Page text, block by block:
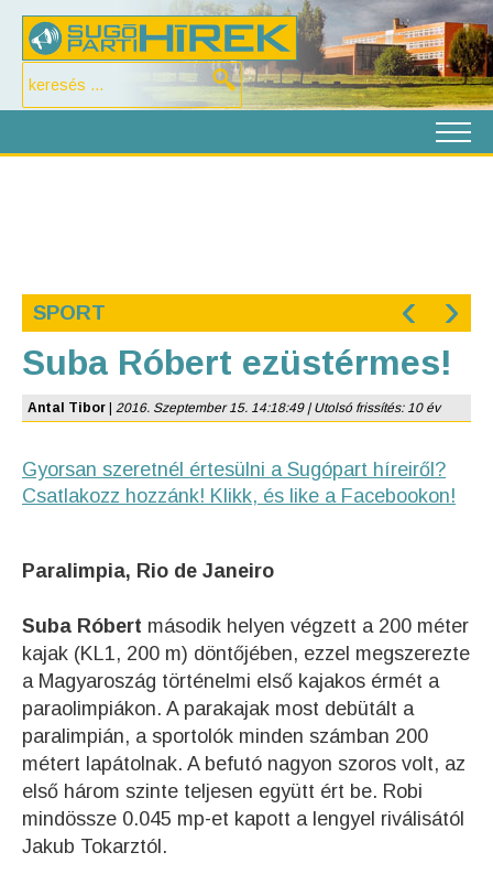
SPORT ‹ ›
Suba Róbert ezüstérmes!
Antal Tibor 2016. Szeptember 15. 14:18:49 | Utolsó frissítés: 10 év
Gyorsan szeretnél értesülni a Sugópart híreiről?
Csatlakozz hozzánk! Klikk, és like a Facebookon!
Paralimpia, Rio de Janeiro
Suba Róbert második helyen végzett a 200 méter
kajak (KL1, 200 m) döntőjében, ezzel megszerezte
a Magyaroszág történelmi első kajakos érmét a
paraolimpiákon. A parakajak most debütált a
paralimpián, a sportolók minden számban 200
métert lapátolnak. A befutó nagyon szoros volt, az
első három szinte teljesen együtt ért be. Robi
mindössze 0.045 mp-et kapott a lengyel riválisától
Jakub Tokarztól.